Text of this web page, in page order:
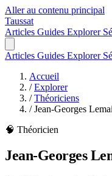
Aller au contenu principal
Taussat
Articles Guides Explorer
Articles Guides Explorer
Accueil
/ Explorer
/ Théoriciens
/ Jean-Georges
🧠 Théoricien
Jean-Georges